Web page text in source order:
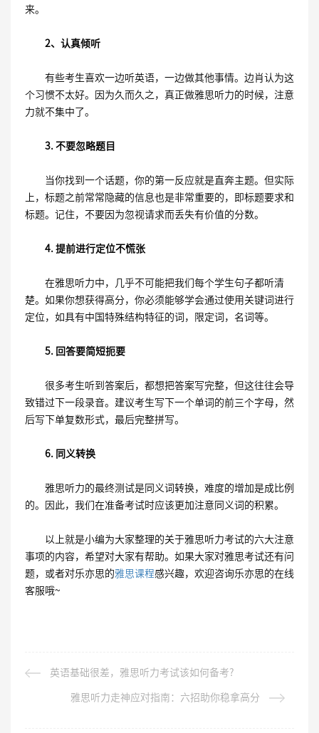
来。
2、认真倾听
有些考生喜欢一边听英语，一边做其他事情。边肖认为这
个习惯不太好。因为久而久之，真正做雅思听力的时候，注意
力就不集中了。
3. 不要忽略题目
当你找到一个话题，你的第一反应就是直奔主题。但实际
上，标题之前常常隐藏的信息也是非常重要的，即标题要求和
标题。记住，不要因为忽视请求而丢失有价值的分数。
4. 提前进行定位不慌张
在雅思听力中，几乎不可能把我们每个学生句子都听清
楚。如果你想获得高分，你必须能够学会通过使用关键词进行
定位，如具有中国特殊结构特征的词，限定词，名词等。
5. 回答要简短扼要
很多考生听到答案后，都想把答案写完整，但这往往会导
致错过下一段录音。建议考生写下一个单词的前三个字母，然
后写下单复数形式，最后完整拼写。
6. 同义转换
雅思听力的最终测试是同义词转换，难度的增加是成比例
的。因此，我们在准备考试时应该更加注意同义词的积累。
以上就是小编为大家整理的关于雅思听力考试的六大注意
事项的内容，希望对大家有帮助。如果大家对雅思考试还有问
题，或者对乐亦思的雅思课程感兴趣，欢迎咨询乐亦思的在线
客服哦~
英语基础很差，雅思听力考试该如何备考?
雅思听力走神应对指南：六招助你稳拿高分